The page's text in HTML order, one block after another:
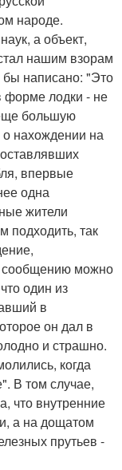
народе.
а объект,
нашим взорам
бы написано: "Это
форме лодки - не
большую
о нахождении на
впервые
одна
жители
подходить, так
сообщению можно
один из
в
он дал в
и страшно.
когда
В том случае,
что внутренние
а на дощатом
прутьев -